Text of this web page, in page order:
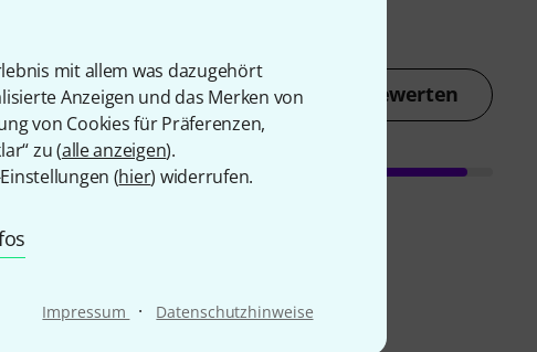
mit allem was dazugehört
Anzeigen und das Merken von
von Cookies für Präferenzen,
zu (alle anzeigen).
(hier) widerrufen.
Impressum · Datenschutzhinweise
Jetzt bewerten